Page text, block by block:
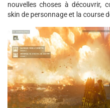
nouvelles choses à découvrir,
skin de personnage et la course